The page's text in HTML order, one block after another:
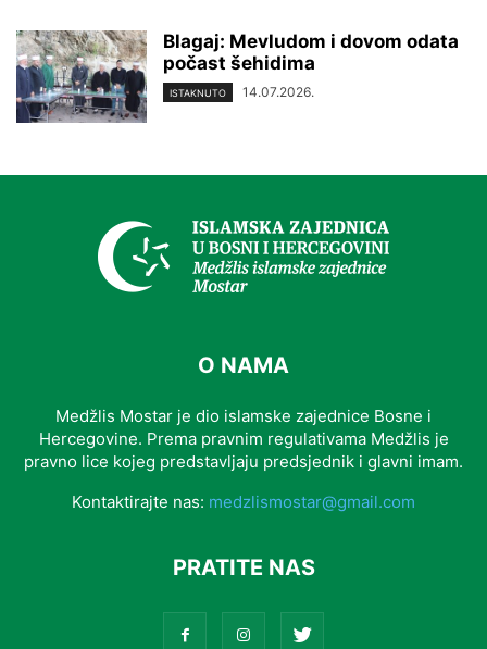
Blagaj: Mevludom i dovom odata
počast šehidima
ISTAKNUTO 14.07.2026.
O NAMA
Medžlis Mostar je dio islamske zajednice Bosne i
Hercegovine. Prema pravnim regulativama Medžlis je
pravno lice kojeg predstavljaju predsjednik i glavni imam.
Kontaktirajte nas: medzlismostar@gmail.com
PRATITE NAS